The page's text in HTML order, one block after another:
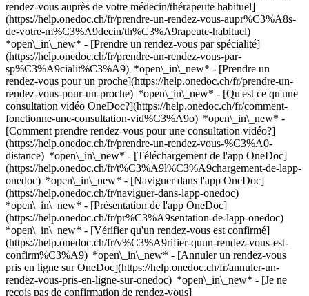
rendez-vous auprès de votre médecin/thérapeute habituel]
(https://help.onedoc.ch/fr/prendre-un-rendez-vous-aupr%C3%A8s-
de-votre-m%C3%A9decin/th%C3%A9rapeute-habituel)
*open\_in\_new* - [Prendre un rendez-vous par spécialité]
(https://help.onedoc.ch/fr/prendre-un-rendez-vous-par-
sp%C3%A9cialit%C3%A9) *open\_in\_new* - [Prendre un
rendez-vous pour un proche](https://help.onedoc.ch/fr/prendre-un-
rendez-vous-pour-un-proche) *open\_in\_new* - [Qu'est ce qu'une
consultation vidéo OneDoc?](https://help.onedoc.ch/fr/comment-
fonctionne-une-consultation-vid%C3%A9o) *open\_in\_new* -
[Comment prendre rendez-vous pour une consultation vidéo?]
(https://help.onedoc.ch/fr/prendre-un-rendez-vous-%C3%A0-
distance) *open\_in\_new* - [Téléchargement de l'app OneDoc]
(https://help.onedoc.ch/fr/t%C3%A9l%C3%A9chargement-de-lapp-
onedoc) *open\_in\_new* - [Naviguer dans l'app OneDoc]
(https://help.onedoc.ch/fr/naviguer-dans-lapp-onedoc)
*open\_in\_new* - [Présentation de l'app OneDoc]
(https://help.onedoc.ch/fr/pr%C3%A9sentation-de-lapp-onedoc)
*open\_in\_new* - [Vérifier qu'un rendez-vous est confirmé](https://help.onedoc.ch/fr/v%C3%A9rifier-quun-rendez-vous-est-confirm%C3%A9) *open\_in\_new* - [Annuler un rendez-vous pris en ligne sur OneDoc](https://help.onedoc.ch/fr/annuler-un-rendez-vous-pris-en-ligne-sur-onedoc) *open\_in\_new* - [Je ne reçois pas de confirmation de rendez-vous](https://help.onedoc.ch/fr/je-ne-re%C3%A7ois-pas-de-confirmation-de-rendez-vous) *open\_in\_new* [Voir tous nos articles *open\_in\_new*](https://help.onedoc.ch/fr/) close ## Modifier votre recherche ![Maison avec un signe plus annonçant qu’une consultation peut être effectuée sur place](https://www.onedoc.ch/assets/images/icons/on-site.svg) Sur place ![Caméra avec un symbole lecture annonçant qu’une consultation peut être effectuée à distance en vidéo](https://www.onedoc.ch/assets/images/icons/remote.svg) À distance Rechercher #### Spécialités #### Praticiens #### Établissements edit Physiothérapeute du sport à Bulle tune Filtrer par Nouveaux patients*keyboard\_arrow\_down* - Acceptés*check\_circle* Langue parlée*keyboard\_arrow\_down* - Allemand*check\_circle* - Anglais*check\_circle* - Espagnol*check\_circle* - Français*check\_circle* - Italien*check\_circle* - Néerlandais*check\_circle* - Portugais*check\_circle* Sexe*keyboard\_arrow\_down* - Femme*check\_circle* - Homme*check\_circle* Disponibilité*keyboard\_arrow\_down* - Disponible aujourdhui*check\_circle* - Dans les 3 prochains jours*check\_circle* - Dans les 7 prochains jours*check\_circle* - Dans les 14 prochains jours*check\_circle* # Physiothérapeute du sport à Bulle: prenez rendez-vous en ligne aujourd'hui ## 9 résultats à Bulle [![M. Diego Stadelmann, physiothérapeute du sport à Bulle](https://assets.onedoc.ch/images/users/4779e355a79f609ff65b904b80e645ff742b90a1e6b400b6151e52c1db69bd13-small.jpg "M. Diego Stadelmann, physiothérapeute du sport à Bulle")](https://www.onedoc.ch/fr/physiotherapeute-du-sport/bulle/pc0py/diego-stadelmann) ### [M. Diego Stadelmann](https://www.onedoc.ch/fr/physiotherapeute-du-sport/bulle/pc0py/diego-stadelmann) ![Badge indiquant un profil vérifié](https://www.onedoc.ch/assets/images/icons/checkmark.svg) Physiothérapeute du sport [Cabinet de physiothérapie Movare](https://www.onedoc.ch/fr/cabinet-de-physiotherapie/bulle/e9lb/cabinet-de-physiotherapie-movare) Rue de la Condémine 52 1630 Bulle ![Icône patient avec un signe plus annonçant que le professionnel accepte de nouveaux patients](https://www.onedoc.ch/assets/images/icons/new-patients.svg)Accepte les nouveaux patients [Réserver un RDV](https://www.onedoc.ch/fr/physiotherapeute-du-sport/bulle/pc0py/diego-stadelmann) Expertises:[Récupération physiothérapeutique du sportif](https://www.onedoc.ch/fr/recuperation-physiotherapeutique-du-sportif/bulle)Voir plus *chevron\_left* mar. 04 août *chevron\_right* Voir plus de rendez-vous *error\_outline* Une erreur s'est produite lors du chargement des disponibilités [Réessayer](https://www.onedoc.ch) Expertises:[Récupération physiothérapeutique du sportif](https://www.onedoc.ch/fr/recuperation-physiotherapeutique-du-sportif/bulle)Voir plus [![M. Benjamin Jutzet, physiothérapeute à Bulle](https://assets.onedoc.ch/images/users/c06cc30e2ecb58429024b4a25ca1bdb46d19139e95a8d51e2d6c89dc991c5700-small.jpg "M. Benjamin Jutzet, physiothérapeute à Bulle")](https://www.onedoc.ch/fr/physiotherapeute/bulle/pcpxd/benjamin-jutzet) ### [M. Benjamin Jutzet](https://www.onedoc.ch/fr/physiotherapeute/bulle/pcpxd/benjamin-jutzet) ![Badge indiquant un profil vérifié](https://www.onedoc.ch/assets/images/icons/checkmark.svg) [Physiothérapeute](https://www.onedoc.ch/fr/physiotherapeute/bulle), Physiothérapeute du sport [Cabinet de physiothérapie Movare](https://www.onedoc.ch/fr/cabinet-de-physiotherapie/bulle/e9lb/cabinet-de-physiotherapie-movare) Rue de la Condémine 52 1630 Bulle ![Icône patient avec un signe plus annonçant que le professionnel accepte de nouveaux patients](https://www.onedoc.ch/assets/images/icons/new-patients.svg)Accepte les nouveaux patients [Réserver un RDV](https://www.onedoc.ch/fr/physiotherapeute/bulle/pcpxd/benjamin-jutzet) Expertises:[Récupération physiothérapeutique du sportif](https://www.onedoc.ch/fr/recuperation-physiotherapeutique-du-sportif/bulle)Voir plus *chevron\_left* mar. 04 août *chevron\_right* Voir plus de rendez-vous *error\_outline* Une erreur s'est produite lors du chargement des disponibilités [Réessayer](https://www.onedoc.ch) Expertises:[Récupération physiothérapeutique du sportif](https://www.onedoc.ch/fr/recuperation-physiotherapeutique-du-sportif/bulle)Voir plus [![M. Cyril Théraulaz, physiothérapeute du sport à Bulle](https://assets.onedoc.ch/images/users/241896c58d4f4bf52e84d558e41ffcb38084a9b10340b10711eb139e04c0c0c3-small.jpg "M. Cyril Théraulaz, physiothérapeute du sport à Bulle")](https://www.onedoc.ch/fr/physiotherapeute-du-sport/bulle/pcpxa/cyril-theraulaz) ### [M. Cyril Théraulaz](https://www.onedoc.ch/fr/physiotherapeute-du-sport/bulle/pcpxa/cyril-theraulaz) ![Badge indiquant un profil vérifié](https://www.onedoc.ch/assets/images/icons/checkmark.svg) Physiothérapeute du sport [Cabinet de physiothérapie Movare](https://www.onedoc.ch/fr/cabinet-de-physiotherapie/bulle/e9lb/cabinet-de-physiotherapie-movare) Rue de la Condémine 52 1630 Bulle ![Icône patient avec un signe plus annonçant que le professionnel accepte de nouveaux patients](https://www.onedoc.ch/assets/images/icons/new-patients.svg)Accepte les nouveaux patients [Réserver un RDV](https://www.onedoc.ch/fr/physiotherapeute-du-sport/bulle/pcpxa/cyril-theraulaz) Expertises:[Récupération physiothérapeutique du sportif](https://www.onedoc.ch/fr/recuperation-physiotherapeutique-du-sportif/bulle)Voir plus *chevron\_left* mar. 04 août *chevron\_right* Voir plus de rendez-vous *error\_outline* Une erreur s'est produite lors du chargement des disponibilités [Réessayer](https://www.onedoc.ch) Expertises:[Récupération physiothérapeutique du sportif](https://www.onedoc.ch/fr/recuperation-physiotherapeutique-du-sportif/bulle)Voir plus [![Mme Manon Friedli, physiothérapeute à Bulle](https://assets.onedoc.ch/images/users/b87648475ec0a5d2109300d3fe4bc74aa970d922d43098b905dd05edce3910d1-small.jpg "Mme Manon Friedli, physiothérapeute à Bulle")](https://www.onedoc.ch/fr/physiotherapeute/bulle/pcu8p/manon-friedli) ### [Mme Manon Friedli](https://www.onedoc.ch/fr/physiotherapeute/bulle/pcu8p/manon-friedli) ![Badge indiquant un profil vérifié](https://www.onedoc.ch/assets/images/icons/checkmark.svg) [Physiothérapeute](https://www.onedoc.ch/fr/physiotherapeute/bulle), Physiothérapeute du sport [Cabinet de physiothérapie Movare](https://www.onedoc.ch/fr/cabinet-de-physiotherapie/bulle/e9lb/cabinet-de-physiotherapie-movare) Rue de la Condémine 52 1630 Bulle ![Icône patient avec un signe plus annonçant que le professionnel accepte de nouveaux patients](https://www.onedoc.ch/assets/images/icons/new-patients.svg)Accepte les nouveaux patients [Réserver un RDV](https://www.onedoc.ch/fr/physiotherapeute/bulle/pcu8p/manon-friedli) Expertises:[Récupération physiothérapeutique du sportif](https://www.onedoc.ch/fr/recuperation-physiotherapeutique-du-sportif/bulle)Voir plus *chevron\_left* mar. 04 août *chevron\_right* Voir plus de rendez-vous *error\_outline* Une erreur s'est produite lors du chargement des disponibilités [Réessayer](https://www.onedoc.ch) Expertises:[Récupération physiothérapeutique du sportif](https://www.onedoc.ch/fr/recuperation-physiotherapeutique-du-sportif/bulle)Voir plus [![Mme Rebecca Currat, physiothérapeute du sport à Bulle](https://assets.onedoc.ch/images/users/946e1bcd3736ec3098630e3fad3618db9870b54737f80bc78cf2e2d7718949e7-small.jpg "Mme Rebecca Currat, physiothérapeute du sport à Bulle")](https://www.onedoc.ch/fr/physiotherapeute-du-sport/bulle/pcslw/rebecca-currat) ### [Mme Rebecca Currat](https://www.onedoc.ch/fr/physiotherapeute-du-sport/bulle/pcslw/rebecca-currat) ![Badge indiquant un profil vérifié](https://www.onedoc.ch/assets/images/icons/checkmark.svg) Physiothérapeute du sport [Cabinet de physiothérapie Movare](https://www.onedoc.ch/fr/cabinet-de-physiotherapie/bulle/e9lb/cabinet-de-physiotherapie-movare) Rue de la Condémine 52 1630 Bulle ![Icône patient avec un signe plus annonçant que le professionnel accepte de nouveaux patients](https://www.onedoc.ch/assets/images/icons/new-patients.svg)Accepte les nouveaux patients [Réserver un RDV](https://www.onedoc.ch/fr/physiotherapeute-du-sport/bulle/pcslw/rebecca-currat) Expertises:[Récupération physiothérapeutique du sportif](https://www.onedoc.ch/fr/recuperation-physiotherapeutique-du-sportif/bulle), [Suivi du sportif](https://www.onedoc.ch/fr/suivi-du-sportif/bulle)Voir plus Expertises:[Récupération physiothérapeutique du sportif](https://www.onedoc.ch/fr/recuperation-physiotherapeutique-du-sportif/bulle), [Suivi du sportif](https://www.onedoc.ch/fr/suivi-du-sportif/bulle)Voir plus [![M. Felipe Torres, physiothérapeute à Bulle](https://assets.onedoc.ch/images/users/9ff7c95d14f6ee243c20082b4093458ebb77d7df93e835a7fb57599ec9a4c7d6-small.png "M. Felipe Torres, physiothérapeute à Bulle")](https://www.onedoc.ch/fr/physiotherapeute/bulle/pcy14/felipe-torres) ### [M. Felipe Torres](https://www.onedoc.ch/fr/physiotherapeute/bulle/pcy14/felipe-torres) ![Badge indiquant un profil vérifié](https://www.onedoc.ch/assets/images/icons/checkmark.svg) [Physiothérapeute](https://www.onedoc.ch/fr/physiotherapeute/bulle), Physiothérapeute du sport [Physio Soins | Bulle](https://www.onedoc.ch/fr/cabinet-de-physiotherapie/bulle/ebb1e/physio-soins-bulle) Rue de Vevey 218 1630 Bulle ![Icône patient avec un signe plus annonçant que le professionnel accepte de nouveaux patients](https://www.onedoc.ch/assets/images/icons/new-patients.svg)Accepte les nouveaux patients [Réserver un RDV](https://www.onedoc.ch/fr/physiotherapeute/bulle/pcy14/felipe-torres) Ex